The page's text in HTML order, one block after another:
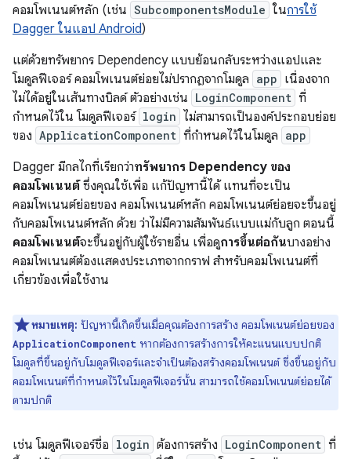
คอมโพเนนต์หลัก (เช่น SubcomponentsModule ในการใช้
Dagger ในแอป Android)
แต่ด้วยทรัพยากร Dependency แบบย้อนกลับระหว่างแอปและ
โมดูลฟีเจอร์ คอมโพเนนต์ย่อยไม่ปรากฏจากโมดูล app เนื่องจาก
ไม่ได้อยู่ในเส้นทางบิลด์ ตัวอย่างเช่น LoginComponent ที่
กำหนดไว้ใน โมดูลฟีเจอร์ login ไม่สามารถเป็นองค์ประกอบย่อย
ของ ApplicationComponent ที่กำหนดไว้ในโมดูล app
Dagger มีกลไกที่เรียกว่าทรัพยากร Dependency ของ
คอมโพเนนต์ซึ่งคุณใช้เพื่อ แก้ปัญหานี้ได้ แทนที่จะเป็น
คอมโพเนนต์ย่อยของ คอมโพเนนต์หลัก คอมโพเนนต์ย่อยจะขึ้นอยู่
กับคอมโพเนนต์หลัก ด้วย ว่าไม่มีความสัมพันธ์แบบแม่กับลูก ตอนนี้
คอมโพเนนต์จะขึ้นอยู่กับผู้ใช้รายอื่น เพื่อดูการขึ้นต่อกันบางอย่าง
คอมโพเนนต์ต้องแสดงประเภทจากกราฟ สำหรับคอมโพเนนต์ที่
เกี่ยวข้องเพื่อใช้งาน
หมายเหตุ: ปัญหานี้เกิดขึ้นเมื่อคุณต้องการสร้าง คอมโพเนนต์ย่อยของ
ApplicationComponent หากต้องการสร้างการให้คะแนนแบบปกติ
โมดูลที่ขึ้นอยู่กับโมดูลฟีเจอร์และจำเป็นต้องสร้างคอมโพเนนต์ ซึ่งขึ้นอยู่กับ
คอมโพเนนต์ที่กำหนดไว้ในโมดูลฟีเจอร์นั้น สามารถใช้คอมโพเนนต์ย่อยได้
ตามปกติ
เช่น โมดูลฟีเจอร์ชื่อ login ต้องการสร้าง LoginComponent ที่